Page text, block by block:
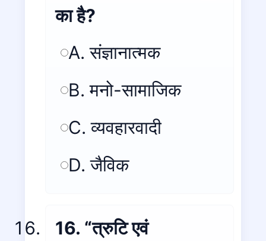
का है?
A. संज्ञानात्मक
B. मनो-सामाजिक
C. व्यवहारवादी
D. जैविक
16. “त्रुटि एवं